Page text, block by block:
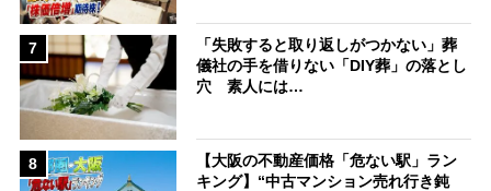
7
「失敗すると取り返しがつかない」葬
儀社の手を借りない「DIY葬」の落とし
穴 素人には…
8
【大阪の不動産価格「危ない駅」ラン
キング】“中古マンション売れ行き鈍